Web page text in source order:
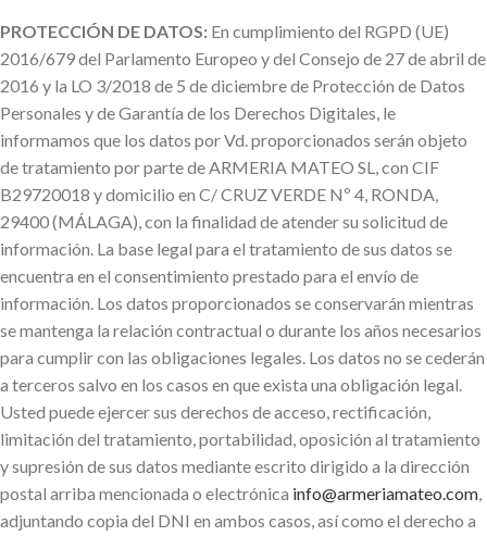
PROTECCIÓN DE DATOS: En cumplimiento del RGPD (UE)
2016/679 del Parlamento Europeo y del Consejo de 27 de abril de
2016 y la LO 3/2018 de 5 de diciembre de Protección de Datos
Personales y de Garantía de los Derechos Digitales, le
informamos que los datos por Vd. proporcionados serán objeto
de tratamiento por parte de ARMERIA MATEO SL, con CIF
B29720018 y domicilio en C/ CRUZ VERDE Nº 4, RONDA,
29400 (MÁLAGA), con la finalidad de atender su solicitud de
información. La base legal para el tratamiento de sus datos se
encuentra en el consentimiento prestado para el envío de
información. Los datos proporcionados se conservarán mientras
se mantenga la relación contractual o durante los años necesarios
para cumplir con las obligaciones legales. Los datos no se cederán
a terceros salvo en los casos en que exista una obligación legal.
Usted puede ejercer sus derechos de acceso, rectificación,
limitación del tratamiento, portabilidad, oposición al tratamiento
y supresión de sus datos mediante escrito dirigido a la dirección
postal arriba mencionada o electrónica info@armeriamateo.com,
adjuntando copia del DNI en ambos casos, así como el derecho a